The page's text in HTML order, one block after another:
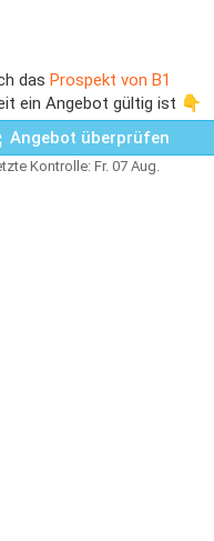
das Prospekt von B1
ein Angebot gültig ist 👇
Angebot überprüfen
Kontrolle: Fr. 07 Aug.